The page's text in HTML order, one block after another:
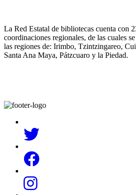
La Red Estatal de bibliotecas cuenta con
coordinaciones regionales, de las cuales
las regiones de: Irimbo, Tzintzingareo,
Santa Ana Maya, Pátzcuaro y la Piedad.